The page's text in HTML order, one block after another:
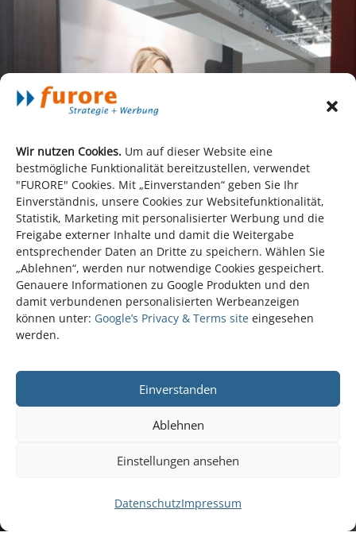
Wir nutzen Cookies. Um auf dieser Website eine
bestmögliche Funktionalität bereitzustellen, verwendet
"FURORE" Cookies. Mit „Einverstanden“ geben Sie Ihr
Einverständnis, unsere Cookies zur Websitefunktionalität,
Statistik, Marketing mit personalisierter Werbung und die
Freigabe externer Inhalte und damit die Weitergabe
entsprechender Daten an Dritte zu speichern. Wählen Sie
„Ablehnen“, werden nur notwendige Cookies gespeichert.
Genauere Informationen zu Google Produkten und den
damit verbundenen personalisierten Werbeanzeigen
können unter: Google’s Privacy & Terms site eingesehen
werden.
Einverstanden
Ablehnen
Einstellungen ansehen
DatenschutzImpressum